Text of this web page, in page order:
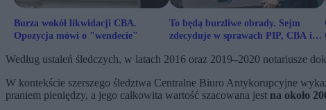
Burza wokół likwidacji CBA.
Opozycja mówi o "wendecie"
To będą burzliwe obrady. Sejm
zdecyduje w sprawach PIP, CBA i
Według ustaleń śledczych, w latach 2016 oraz 2019–2020 notariusze
W kontekście szerszego śledztwa Centralne Biuro Antykorupcyjne
praniem pieniędzy, a jego całkowita wartość szacowana jest na około